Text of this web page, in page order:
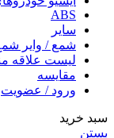
ABS
سایر
شمع / وایر
لیست علاقه
مقایسه
ورود / عضویت
سبد خرید
بستن